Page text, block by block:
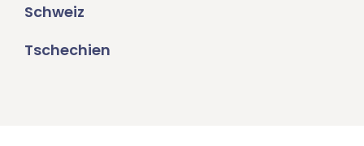
Schweiz
Tschechien